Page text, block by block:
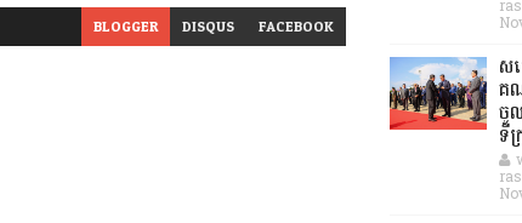
BLOGGER DISQUS FACEBOOK
ស
គ
ចូ
ទី